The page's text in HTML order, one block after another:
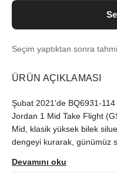
Seçim yaptıktan sonra
ÜRÜN AÇIKLAMASI
Şubat 2021'de BQ6931-114
Jordan 1 Mid Take Flight
Mid, klasik yüksek bilek
dengeyi kurarak, günümüz
geçerek gönderilir.
Devamını oku